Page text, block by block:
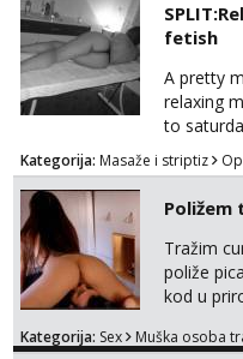
Čekam tvoj
tel:0,93€ -
fetish
A pretty
relaxing
to
for
only,no
GIVEN
Kategorija: Masaže i striptiz
Poližem
Tražim
poliže
kod u
jer nisam
Kategorija: Sex Muška osoba